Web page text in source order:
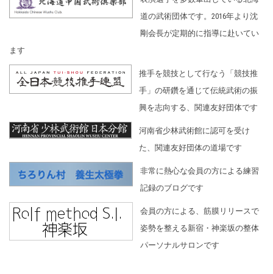
道の武術団体です。2016年より沈
剛会長が定期的に指導に赴いてい
ます
推手を競技として行なう「競技推
手」の研鑽を通じて伝統武術の振
興を志向する、関連友好団体です
河南省少林武術館に認可を受け
た、関連友好団体の道場です
非常に熱心な会員の方による練習
記録のブログです
会員の方による、筋膜リリースで
姿勢を整える新宿・神楽坂の整体
パーソナルサロンです